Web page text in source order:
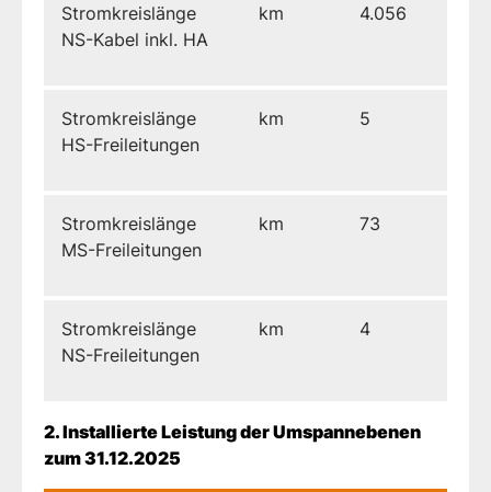
Stromkreislänge
NS-Kabel inkl. HA
km 4.056
Stromkreislänge
HS-Freileitungen
km 5
Stromkreislänge
MS-Freileitungen
km 73
Stromkreislänge
NS-Freileitungen
km 4
2. Installierte Leistung der Umspannebenen
zum 31.12.2025